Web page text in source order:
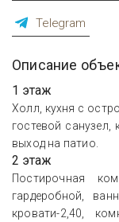
Telegram
Описание
1 этаж
Холл, кухня с
гостевой санузел,
выход на патио.
2 этаж
Постирочная
гардеробной,
кровати-2,40,